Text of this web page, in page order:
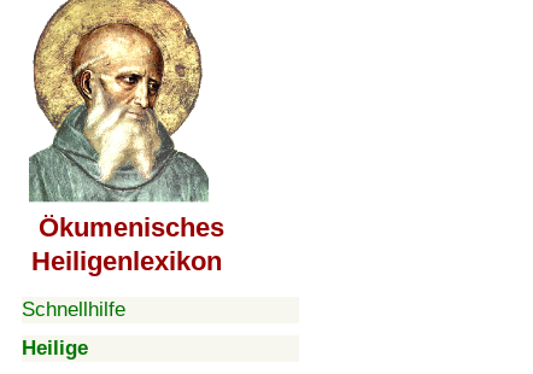
Ökumenisches
Heiligenlexikon
Schnellhilfe
Heilige